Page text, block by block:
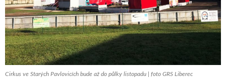
Cirkus ve Starých Pavlovicích bude až do půlky listopadu | foto GRS Liberec